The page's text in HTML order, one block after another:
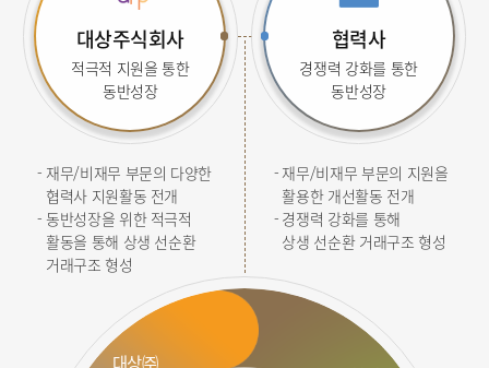
대상주식회사
적극적 지원을 통한
동반성장
- 재무/비재무 부문의 다양한
협력사 지원활동 전개
- 동반성장을 위한 적극적
활동을 통해 상생 선순환
거래구조 형성
협력사
경쟁력 강화를 통한
동반성장
- 재무/비재무 부문의 지원을
활용한 개선활동 전개
- 경쟁력 강화를 통해
상생 선순환 거래구조 형성